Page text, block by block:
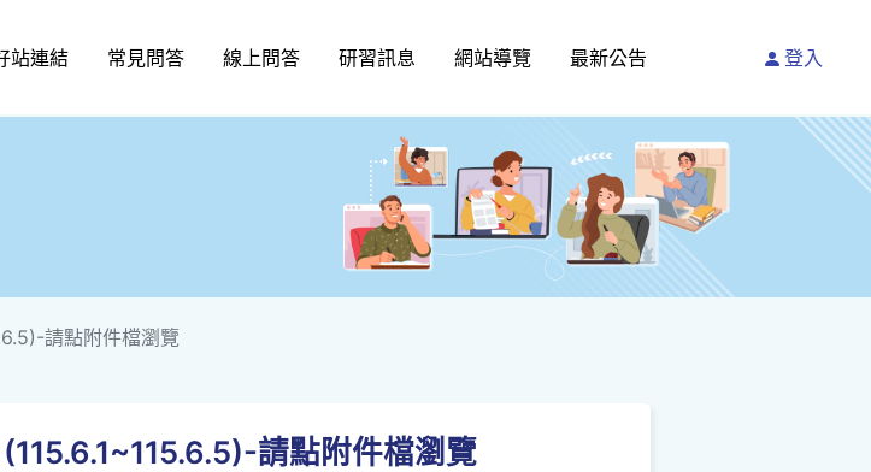
站連結 常見問答 線上問答 研習訊息 網站導覽 最新公告 登入
請點附件檔瀏覽
請點附件檔瀏覽